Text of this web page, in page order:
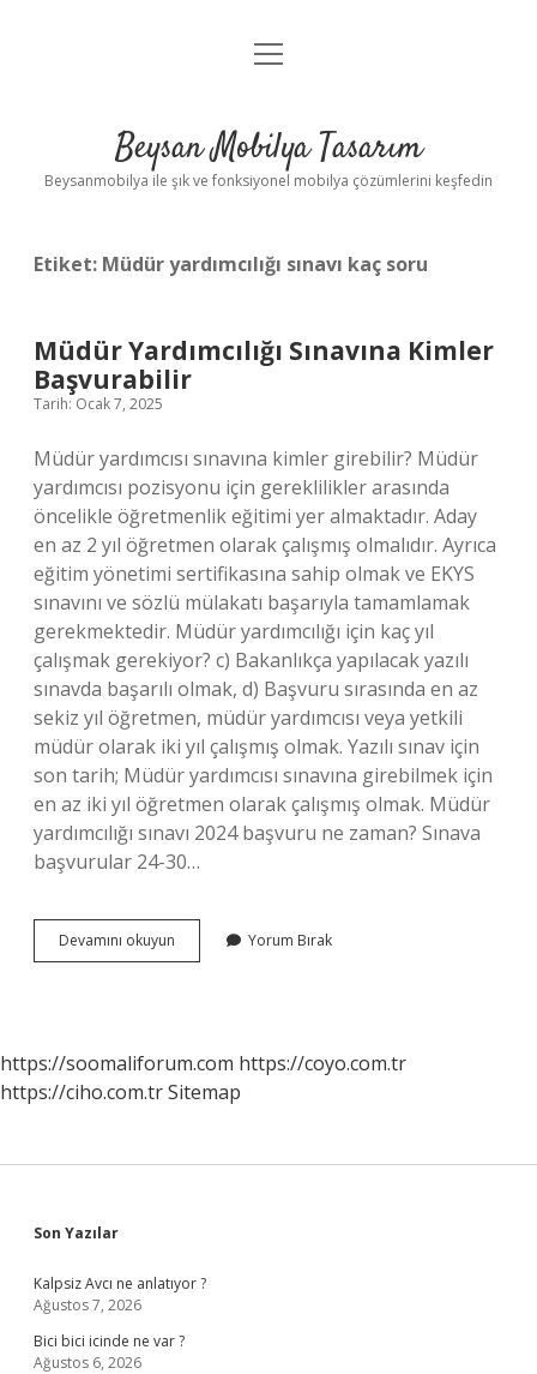
Anasayfa
Yasal Uyarı
menüyü
Beysan Mobilya Tasarım
Beysanmobilya ile şık ve fonksiyonel mobilya çözümlerini keşfedin
Etiket: Müdür yardımcılığı sınavı kaç soru
Müdür Yardımcılığı Sınavına Kimler
Başvurabilir
Tarih: Ocak 7, 2025
Müdür yardımcısı sınavına kimler girebilir? Müdür
yardımcısı pozisyonu için gereklilikler arasında
öncelikle öğretmenlik eğitimi yer almaktadır. Aday
en az 2 yıl öğretmen olarak çalışmış olmalıdır. Ayrıca
eğitim yönetimi sertifikasına sahip olmak ve EKYS
sınavını ve sözlü mülakatı başarıyla tamamlamak
gerekmektedir. Müdür yardımcılığı için kaç yıl
çalışmak gerekiyor? c) Bakanlıkça yapılacak yazılı
sınavda başarılı olmak, d) Başvuru sırasında en az
sekiz yıl öğretmen, müdür yardımcısı veya yetkili
müdür olarak iki yıl çalışmış olmak. Yazılı sınav için
son tarih; Müdür yardımcısı sınavına girebilmek için
en az iki yıl öğretmen olarak çalışmış olmak. Müdür
yardımcılığı sınavı 2024 başvuru ne zaman? Sınava
başvurular 24-30…
Devamını okuyun
Yardımcılığı
Yorum Bırak
https://soomaliforum.com https://coyo.com.tr
https://ciho.com.trSitemap
Sidebar
Son Yazılar
Kalpsiz Avcı ne anlatıyor ?
Ağustos 7, 2026
Bici bici icinde ne var ?
Ağustos 6, 2026